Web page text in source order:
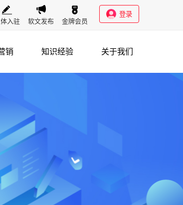
入驻 软文发布 金牌会员
登录
销 知识经验 关于我们